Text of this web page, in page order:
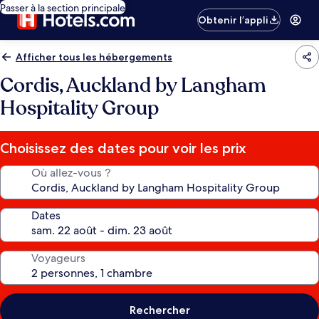
Passer à la section principale
Obtenir l’appli
Afficher tous les hébergements
Cordis, Auckland by Langham
Hospitality Group
Choisissez des dates pour voir les prix
Où allez-vous ?
Dates
Voyageurs
Rechercher